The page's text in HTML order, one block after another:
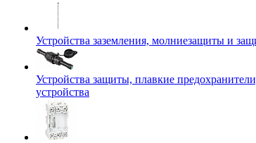
Устройства заземления, молниезащиты и
Устройства защиты, плавкие
устройства